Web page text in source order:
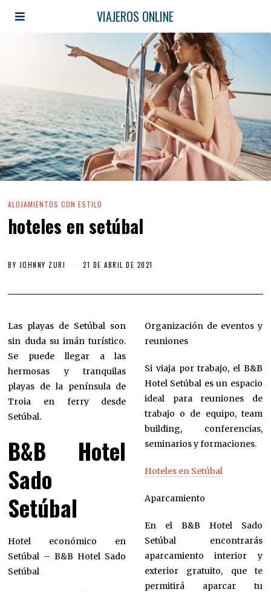
VIAJEROS ONLINE
ALOJAMIENTOS CON ESTILO
hoteles en setúbal
BY JOHNNY ZURI 21 DE ABRIL DE 2021
Las playas de Setúbal son
sin duda su imán turístico.
Se puede llegar a las
hermosas y tranquilas
playas de la península de
Troia en ferry desde
Setúbal.
B&B Hotel
Sado
Setúbal
Hotel económico en
Setúbal – B&B Hotel Sado
Setúbal
Organización de eventos y
reuniones
Si viaja por trabajo, el B&B
Hotel Setúbal es un espacio
ideal para reuniones de
trabajo o de equipo, team
building, conferencias,
seminarios y formaciones.
Hoteles en Setúbal
Aparcamiento
En el B&B Hotel Sado
Setúbal encontrarás
aparcamiento interior y
exterior gratuito, que te
permitirá aparcar tu